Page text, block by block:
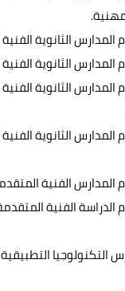
الثانوية
الثانوية الفنية
الثانوية
الثانوية
الفنية المتقدمة